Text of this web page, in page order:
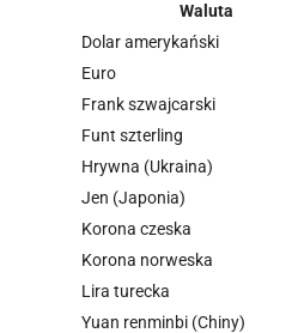
Waluta
Dolar amerykański
Euro
Frank szwajcarski
Funt szterling
Hrywna (Ukraina)
Jen (Japonia)
Korona czeska
Korona norweska
Lira turecka
Yuan renminbi (Chiny)